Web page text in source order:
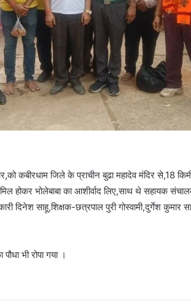
जिले के प्राचीन बुढा महादेव मंदिर से,18
होकर भोलेबाबा का आशीर्वाद लिए,साथ थे सहायक
दिनेश साहू,शिक्षक-छत्रपाल पुरी गोस्वामी,दुर्गेश कुमार
भी रोपा गया ।